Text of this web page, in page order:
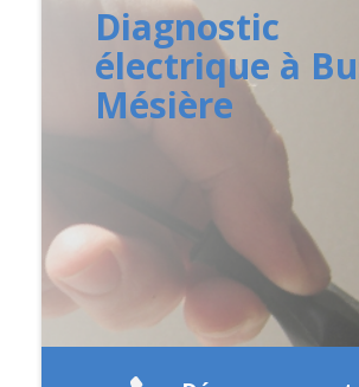
Diagnostic
électrique à
Mésière